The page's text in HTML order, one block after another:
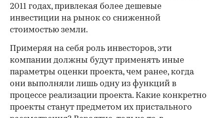
2011 годах, привлекая более дешевые
инвестиции на рынок со сниженной
стоимостью земли.
Примеряя на себя роль инвесторов, эти
компании должны будут применять иные
параметры оценки проекта, чем ранее, когда
они выполняли лишь одну из функций в
процессе реализации проекта. Какие конкретно
проекты станут предметом их пристального